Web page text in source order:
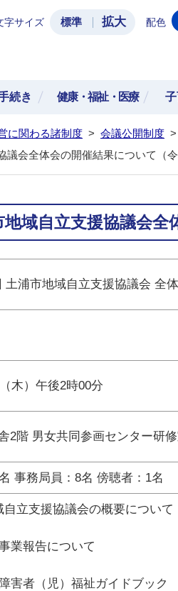
土浦市公式ホーム
字サイズ 標準 拡大 配色
続き 健康・福祉・医療
に関わる諸制度 > 会議公開制度 >
会全体会の開催結果について（令
域自立支援協議会全
土浦市地域自立支援協議会 全
木）午後2時00分
2階 男女共同参画センター研
事務局員：8名 傍聴者：1名
自立支援協議会の概要について
業報告について
害者（児）福祉ガイドブック